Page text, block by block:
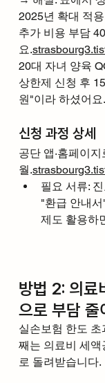
2025년 확대 적
추가 비용 부담
요.
20대 자녀 양육
상한제 신청 후
원"이라 하셨어요
신청 과정 상세
공단 앱·홈페이
월.
필요 서류:
"환급 안내
제도 활용하
방법 2: 의료
으로 부담 줄
실손보험 한도
째는 의료비 세
로 돌려받습니다.